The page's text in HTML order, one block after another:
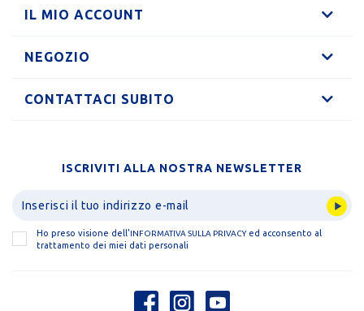
IL MIO ACCOUNT
NEGOZIO
CONTATTACI SUBITO
ISCRIVITI ALLA NOSTRA NEWSLETTER
Ho preso visione dell'INFORMATIVA SULLA PRIVACYed acconsento al
trattamento dei miei dati personali